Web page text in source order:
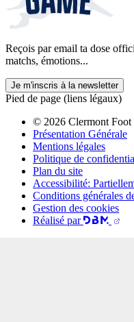
Reçois par email ta dose
matchs, émotions...
Je m'inscris à la newsletter
Pied de page (liens légaux)
© 2026 Clermont Foot
Présentation Générale
Mentions légales
Politique de
Plan du site
Accessibilité:
Conditions générales
Gestion des cookies
Réalisé par